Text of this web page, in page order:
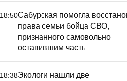
18:50Сабурская помогла
права семьи бойца СВО,
признанного самовольно
оставившим часть
18:38Экологи нашли две